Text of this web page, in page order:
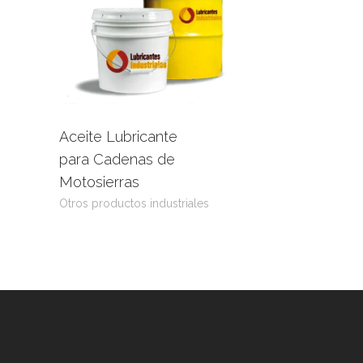
Leer más
Aceite Lubricante
para Cadenas de
Motosierras
Otros productos industriales